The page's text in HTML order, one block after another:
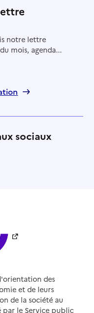
notre lettre
mois, agenda...
sociaux
des
et de leurs
de la société au
par le Service public